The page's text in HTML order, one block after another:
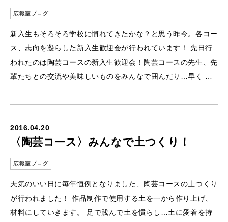
広報室ブログ
新入生もそろそろ学校に慣れてきたかな？と思う昨今。各コー
ス、志向を凝らした新入生歓迎会が行われています！ 先日行
われたのは陶芸コースの新入生歓迎会！陶芸コースの先生、先
輩たちとの交流や美味しいものをみんなで囲んだり…早く …
2016.04.20
〈陶芸コース〉みんなで土つくり！
広報室ブログ
天気のいい日に毎年恒例となりました、陶芸コースの土つくり
が行われました！ 作品制作で使用する土を一から作り上げ、
材料にしていきます。 足で践んで土を慣らし…土に愛着を持